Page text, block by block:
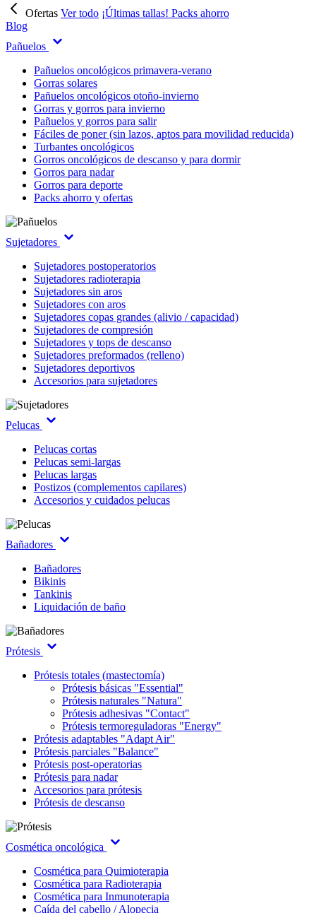
Ofertas Ver todo ¡Últimas tallas! Packs ahorro
Blog
Pañuelos
Pañuelos oncológicos primavera-verano
Gorras solares
Pañuelos oncológicos otoño-invierno
Gorras y gorros para invierno
Pañuelos y gorros para salir
Fáciles de poner (sin lazos, aptos para movilidad reducida)
Turbantes oncológicos
Gorros oncológicos de descanso y para dormir
Gorros para nadar
Gorros para deporte
Packs ahorro y ofertas
Sujetadores
Sujetadores postoperatorios
Sujetadores radioterapia
Sujetadores sin aros
Sujetadores con aros
Sujetadores copas grandes (alivio / capacidad)
Sujetadores de compresión
Sujetadores y tops de descanso
Sujetadores preformados (relleno)
Sujetadores deportivos
Accesorios para sujetadores
Pelucas
Pelucas cortas
Pelucas semi-largas
Pelucas largas
Postizos (complementos capilares)
Accesorios y cuidados pelucas
Bañadores
Bañadores
Bikinis
Tankinis
Liquidación de baño
Prótesis
Prótesis totales (mastectomía)
Prótesis básicas "Essential"
Prótesis naturales "Natura"
Prótesis adhesivas "Contact"
Prótesis termoreguladoras "Energy"
Prótesis adaptables "Adapt Air"
Prótesis parciales "Balance"
Prótesis post-operatorias
Prótesis para nadar
Accesorios para prótesis
Prótesis de descanso
Cosmética oncológica
Cosmética para Quimioterapia
Cosmética para Radioterapia
Cosmética para Inmunoterapia
Caída del cabello / Alopecia